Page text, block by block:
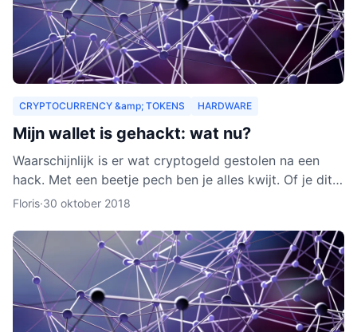
CRYPTOCURRENCY &amp; TOKENS HARDWARE
Mijn wallet is gehackt: wat nu?
Waarschijnlijk is er wat cryptogeld gestolen na een
hack. Met een beetje pech ben je alles kwijt. Of je dit
nog terug kunt krijgen, leggen we je uit in dit arti
Floris·30 oktober 2018